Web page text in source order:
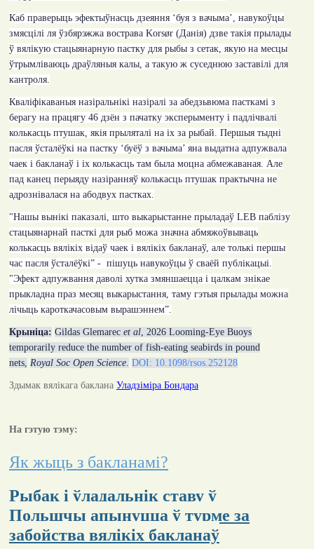
Каб праверыць эфектыўнасць дзеяння ‘буя з вачыма’, навукоўцы
змясцілі ля ўзбярэжжа вострава Korsør(Данія) дзве такія прылады
ў вялікую стацыянарную пастку для рыбы з сетак, якую на месцы
ўтрымліваюць драўляныя калы, а такую ж суседнюю заставілі для
кантроля.
Кваліфікаваныя назіральнікі назіралі за абедзьвюма пасткамі з
берагу на працягу 46 дзён з пачатку эксперыменту і падлічвалі
колькасць птушак, якія прыляталі на іх за рыбай. Першыя тыдні
пасля ўсталёўкі на пастку ‘буёў з вачыма’ яна выдатна адпужвала
чаек і бакланаў і іх колькасць там была моцна абмежаваная. Але
пад канец перыяду назіранняў колькасць птушак практычна не
адрознівалася на абодвух пастках.
"Нашы вынікі паказалі, што выкарыстанне прыладаўLEB паблізу
стацыянарнай пасткі для рыб можа значна абмяжоўвываць
колькасць вялікіх відаў чаек і вялікіх бакланаў, але толькі першы
час пасля ўсталёўкі” - пішуць навукоўцы ў сваёй публікацыі.
"Эфект адпужвання даволі хутка змяншаецца і цалкам знікае
прыкладна праз месяц выкарыстання, таму гэтыя прылады можна
лічыць кароткачасовым вырашэннем”.
Крыніца: Gildas Glemarec et al, 2026 Looming-Eye Buoys
temporarily reduce the number of fish-eating seabirds in pound
nets, Royal Soc Open Science. DOI: 10.1098/rsos.252128
Здымак вялікага баклана Уладзіміра Бондара
На гэтую тэму:
Як жыць з бакланамі?
Рыбак і ўладальнік ставу ў
Польшчы апынуцца ў турме за
забойства вялікіх бакланаў